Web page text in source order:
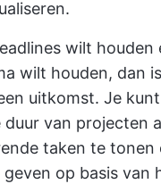
wilt houden
wilt houden, dan
uitkomst. Je
duur van projecten
taken te tonen
op basis van